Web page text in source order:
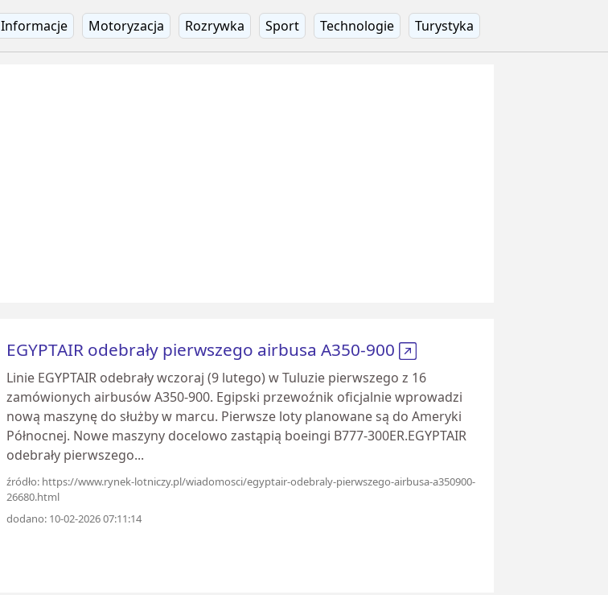
Informacje Motoryzacja Rozrywka Sport Technologie Turystyka
EGYPTAIR odebrały pierwszego airbusa A350-900
Linie EGYPTAIR odebrały wczoraj (9 lutego) w Tuluzie pierwszego z 16
zamówionych airbusów A350-900. Egipski przewoźnik oficjalnie wprowadzi
nową maszynę do służby w marcu. Pierwsze loty planowane są do Ameryki
Północnej. Nowe maszyny docelowo zastąpią boeingi B777-300ER.EGYPTAIR
odebrały pierwszego...
źródło: https://www.rynek-lotniczy.pl/wiadomosci/egyptair-odebraly-pierwszego-airbusa-a350900-
26680.html
dodano: 10-02-2026 07:11:14